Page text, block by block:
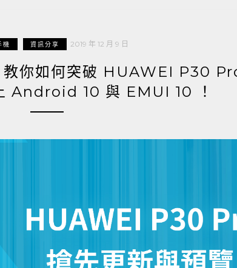
機 資訊分享 2019 年 12 月 9 日
教你如何突破 HUAWEI P30
Android 10 與 EMUI 10 ！